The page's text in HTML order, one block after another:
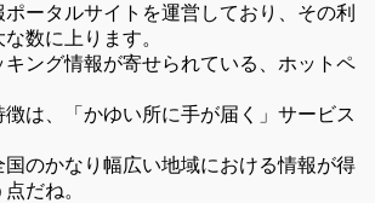
ポータルサイトを運営しており、その利
数に上ります。
キング情報が寄せられている、ホットペ
徴は、「かゆい所に手が届く」サービス
国のかなり幅広い地域における情報が得
だね。